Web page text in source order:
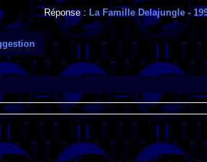
Réponse : La Famille Delajungle -